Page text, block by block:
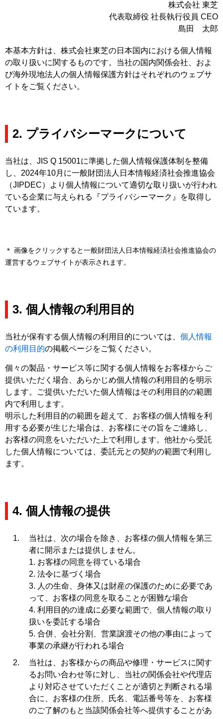
株式会社 東芝
代表取締役 社長執行役員 CEO
島田 太郎
本基本方針は、株式会社東芝の日本国内における個人情報
の取り扱いに関するものです。当社の国内関係会社、およ
び海外現地法人の個人情報保護方針はそれぞれのウェブサ
イトをご覧ください。
2. プライバシーマークについて
当社は、JIS Q 15001に準拠した個人情報保護体制を整備
し、2024年10月に一般財団法人日本情報経済社会推進協会
（JIPDEC）より個人情報について適切な取り扱いが行われ
ている企業に与えられる『プライバシーマーク』を取得し
ています。
＊ 画像をクリックすると一般財団法人日本情報経済社会推進協会の
運営するウェブサイトが表示されます。
3. 個人情報の利用目的
当社が保有する個人情報の利用目的については、 個人情報
の利用目的の掲載ページをご覧ください。
個々の製品・サービス等に関する個人情報をお客様からご
提供いただく場合、あらかじめ個人情報の利用目的を明示
します。ご提供いただいた個人情報はその利用目的の範囲
内で利用します。
明示した利用目的の範囲を超えて、お客様の個人情報を利
用する必要が生じた場合は、お客様にその旨をご連絡し、
お客様の同意をいただいた上で利用します。他社から受託
した個人情報については、委託元との契約の範囲で利用し
ます。
4. 個人情報の提供
当社は、次の場合を除き、お客様の個人情報を第三
者に開示または提供しません。
1. お客様の同意を得ている場合
2. 法令に基づく場合
3. 人の生命、身体又は財産の保護のために必要であ
って、お客様の同意を取ることが困難な場合
4. 利用目的の達成に必要な範囲で、個人情報の取り
扱いを委託する場合
5. 合併、会社分割、営業譲渡その他の事由によって
事業の承継が行われる場合
当社は、お客様からの商品や修理・サービスに関す
るお問い合わせ等に対し、当社の関係会社や代理店
より対応させていただくことが適切と判断される場
合に、お客様の住所、氏名、電話番号等を、お客様
のご了解のもと当該関係会社等へ提供することがあ